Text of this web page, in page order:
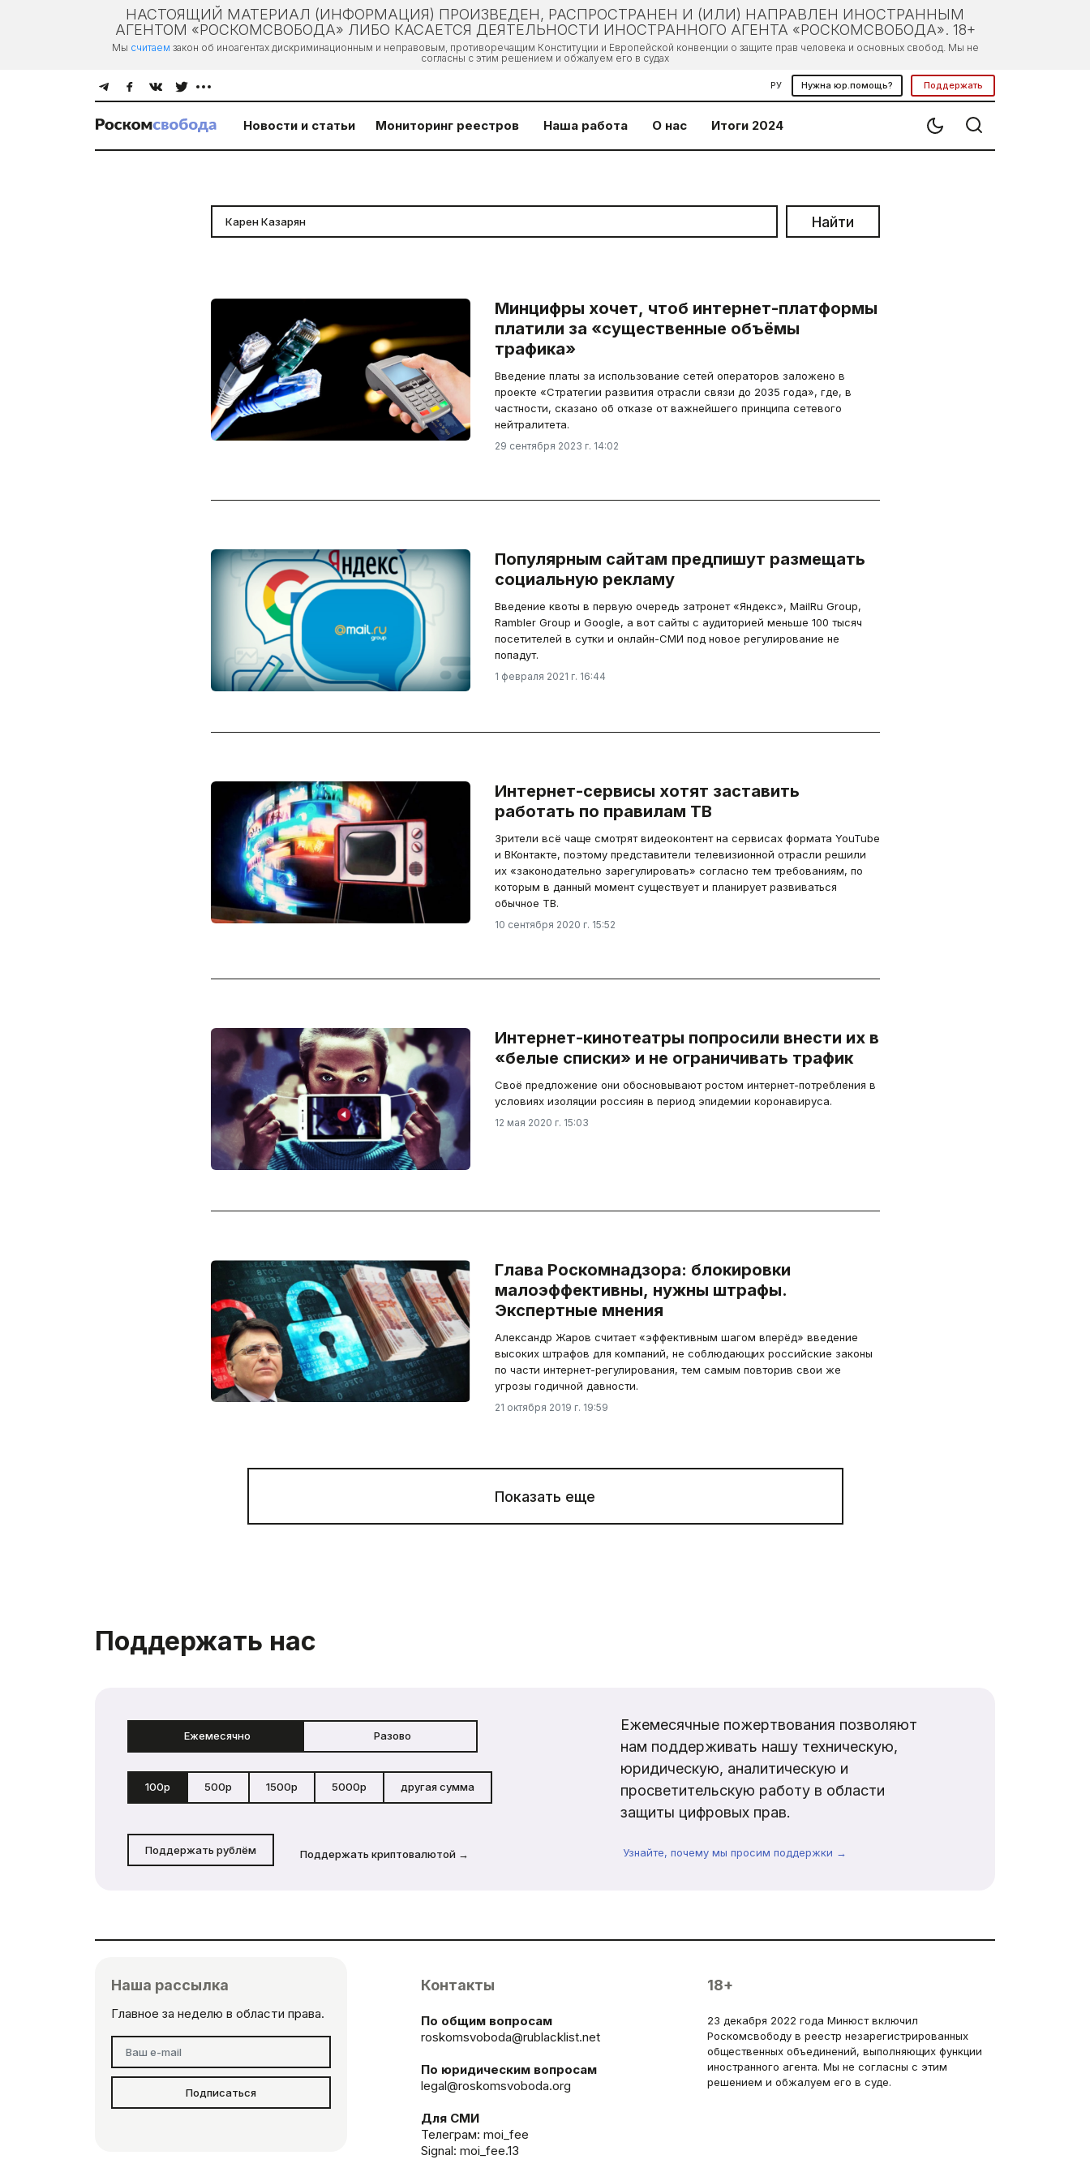
НАСТОЯЩИЙ МАТЕРИАЛ (ИНФОРМАЦИЯ) ПРОИЗВЕДЕН, РАСПРОСТРАНЕН И (ИЛИ) НАПРАВЛЕН ИНОСТРАННЫМ
АГЕНТОМ «РОСКОМСВОБОДА» ЛИБО КАСАЕТСЯ ДЕЯТЕЛЬНОСТИ ИНОСТРАННОГО АГЕНТА «РОСКОМСВОБОДА». 18+
Мы считаем закон об иноагентах дискриминационным и неправовым, противоречащим Конституции и Европейской конвенции о защите прав человека и основных свобод. Мы не
согласны с этим решением и обжалуем его в судах
РУ Нужна юр.помощь? Поддержать
Новости и статьи Мониторинг реестров Наша работа О нас Итоги 2024
Найти
Минцифры хочет, чтоб интернет-платформы
платили за «существенные объёмы
трафика»
Введение платы за использование сетей операторов заложено в
проекте «Стратегии развития отрасли связи до 2035 года», где, в
частности, сказано об отказе от важнейшего принципа сетевого
нейтралитета.
29 сентября 2023 г. 14:02
Популярным сайтам предпишут размещать
социальную рекламу
Введение квоты в первую очередь затронет «Яндекс», MailRu Group,
Rambler Group и Google, а вот сайты с аудиторией меньше 100 тысяч
посетителей в сутки и онлайн-СМИ под новое регулирование не
попадут.
1 февраля 2021 г. 16:44
Интернет-сервисы хотят заставить
работать по правилам ТВ
Зрители всё чаще смотрят видеоконтент на сервисах формата YouTube
и ВКонтакте, поэтому представители телевизионной отрасли решили
их «законодательно зарегулировать» согласно тем требованиям, по
которым в данный момент существует и планирует развиваться
обычное ТВ.
10 сентября 2020 г. 15:52
Интернет-кинотеатры попросили внести их в
«белые списки» и не ограничивать трафик
Своё предложение они обосновывают ростом интернет-потребления в
условиях изоляции россиян в период эпидемии коронавируса.
12 мая 2020 г. 15:03
Глава Роскомнадзора: блокировки
малоэффективны, нужны штрафы.
Экспертные мнения
Александр Жаров считает «эффективным шагом вперёд» введение
высоких штрафов для компаний, не соблюдающих российские законы
по части интернет-регулирования, тем самым повторив свои же
угрозы годичной давности.
21 октября 2019 г. 19:59
Показать еще
Поддержать нас
Ежемесячно Разово
100р 500р 1500р 5000р другая сумма
Поддержать рублём Поддержать криптовалютой →
Ежемесячные пожертвования позволяют
нам поддерживать нашу техническую,
юридическую, аналитическую и
просветительскую работу в области
защиты цифровых прав.
Узнайте, почему мы просим поддержки →
Наша рассылка
Главное за неделю в области права.
Подписаться
Контакты
По общим вопросам
roskomsvoboda@rublacklist.net
По юридическим вопросам
legal@roskomsvoboda.org
Для СМИ
Телеграм: moi_fee
Signal: moi_fee.13
18+
23 декабря 2022 года Минюст включил
Роскомсвободу в реестр незарегистрированных
общественных объединений, выполняющих функции
иностранного агента. Мы не согласны с этим
решением и обжалуем его в суде.